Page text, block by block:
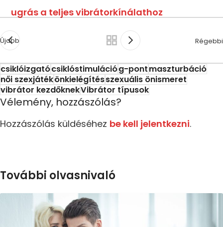
ugrás a teljes vibrátorkínálathoz
Újabb Régebbi
csiklóizgatócsiklóstimulációg-pontmaszturbáció
női szexjátékönkielégítésszexuális önismeret
vibrátor kezdőknekVibrátor típusok
Vélemény, hozzászólás?
Hozzászólás küldéséhez be kell jelentkezni.
További olvasnivaló